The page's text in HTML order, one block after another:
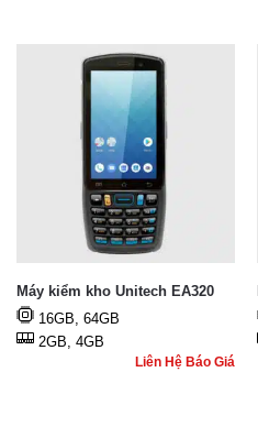
Máy kiểm kho Unitech EA320
16GB, 64GB
2GB, 4GB
Liên Hệ Báo Giá